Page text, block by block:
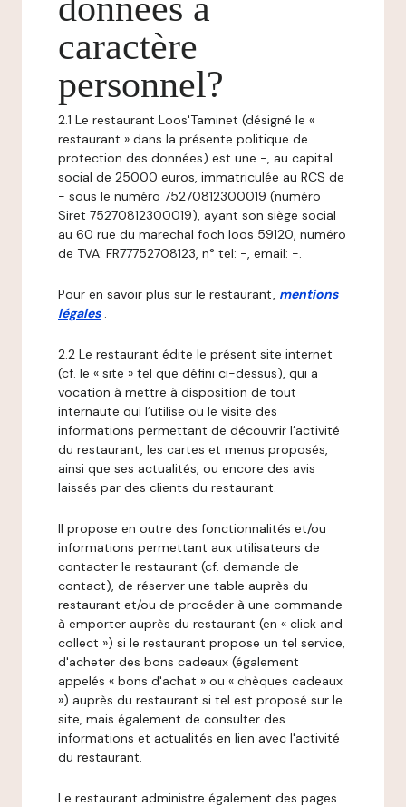
caractère
personnel?
2.1 Le restaurant Loos'Taminet (désigné le «
restaurant » dans la présente politique de
protection des données) est une -, au capital
social de 25000 euros, immatriculée au RCS de
- sous le numéro 75270812300019 (numéro
Siret 75270812300019), ayant son siège social
au 60 rue du marechal foch loos 59120, numéro
de TVA: FR77752708123, n° tel: -, email: -.
Pour en savoir plus sur le restaurant, mentions
légales .
2.2 Le restaurant édite le présent site internet
(cf. le « site » tel que défini ci-dessus), qui a
vocation à mettre à disposition de tout
internaute qui l’utilise ou le visite des
informations permettant de découvrir l’activité
du restaurant, les cartes et menus proposés,
ainsi que ses actualités, ou encore des avis
laissés par des clients du restaurant.
Il propose en outre des fonctionnalités et/ou
informations permettant aux utilisateurs de
contacter le restaurant (cf. demande de
contact), de réserver une table auprès du
restaurant et/ou de procéder à une commande
à emporter auprès du restaurant (en « click and
collect ») si le restaurant propose un tel service,
d'acheter des bons cadeaux (également
appelés « bons d'achat » ou « chèques cadeaux
») auprès du restaurant si tel est proposé sur le
site, mais également de consulter des
informations et actualités en lien avec l'activité
du restaurant.
Le restaurant administre également des pages